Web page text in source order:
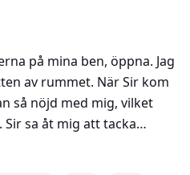
på mina ben, öppna. Jag
av rummet. När Sir kom
så nöjd med mig, vilket
sa åt mig att tacka
med mig ikväll, och jag